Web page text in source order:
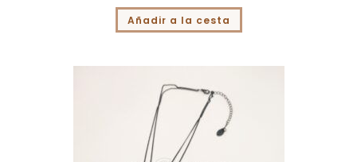
Añadir a la cesta